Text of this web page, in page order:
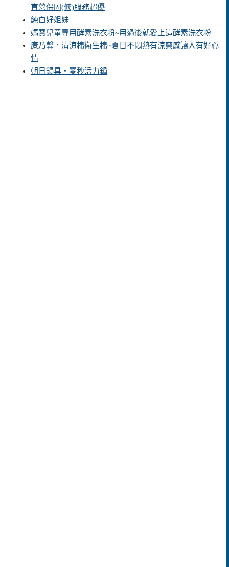
直營保固(修)服務超優
純白好姐妹
媽寶兒童專用酵素洗衣粉~用過後就愛上這酵素洗衣粉
康乃馨．清涼棉衛生棉~夏日不悶熱有涼爽感讓人有好心
情
朝日鍋具‧零秒活力鍋